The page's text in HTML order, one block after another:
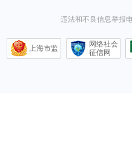
违法和不良信息举报
上海市监
网络社会
征信网